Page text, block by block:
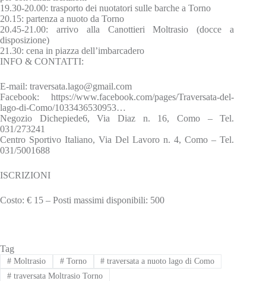
19.30-20.00: trasporto dei nuotatori sulle barche a Torno
20.15: partenza a nuoto da Torno
20.45-21.00: arrivo alla Canottieri Moltrasio (docce a
disposizione)
21.30: cena in piazza dell’imbarcadero
INFO & CONTATTI:
E-mail: traversata.lago@gmail.com
Facebook: https://www.facebook.com/pages/Traversata-del-
lago-di-Como/1033436530953…
Negozio Dichepiede6, Via Diaz n. 16, Como – Tel.
031/273241
Centro Sportivo Italiano, Via Del Lavoro n. 4, Como – Tel.
031/5001688
ISCRIZIONI
Costo: € 15 – Posti massimi disponibili: 500
Tag
#Moltrasio #Torno # traversata a nuoto lago di Como
#traversata Moltrasio Torno